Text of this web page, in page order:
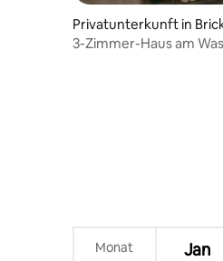
Privatunterkunft in
nship
3-Zimmer-Haus am
Monat Jan